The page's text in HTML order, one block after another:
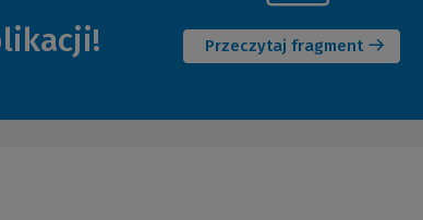
Przeczytaj fragment
(Nowe
okno)
do
innej
strony)